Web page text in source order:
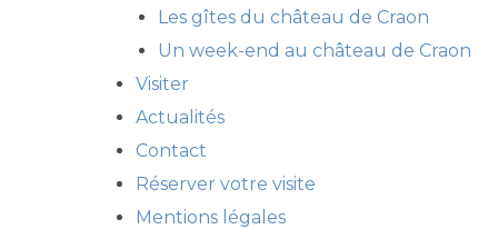
Les gîtes du château de Craon
Un week-end au château de Craon
Visiter
Actualités
Contact
Réserver votre visite
Mentions légales